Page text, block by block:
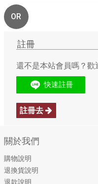
OR
註冊
還不是本站會員嗎？歡
註冊去
關於我們
購物說明
退換貨說明
退款說明